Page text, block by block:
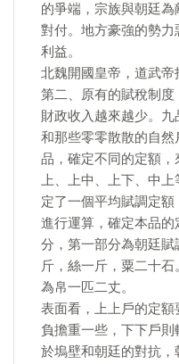
的爭端，宗族與朝廷
對付。地方豪強的勢
利益。
北魏開國皇帝，道武帝
第二、原有的賦稅制度
財政收入越來越少。九
和那些零零散散的自
品，確定不同的定額
上、上中、上下、中
定了一個平均賦調定
進行運算，確定本品
分，第一部分為朝廷
斤，絲一斤，粟二十
為帛一匹二丈。
表面看，上上戶的定額
負擔重一些，下下戶
於塢壁和朝廷的對抗